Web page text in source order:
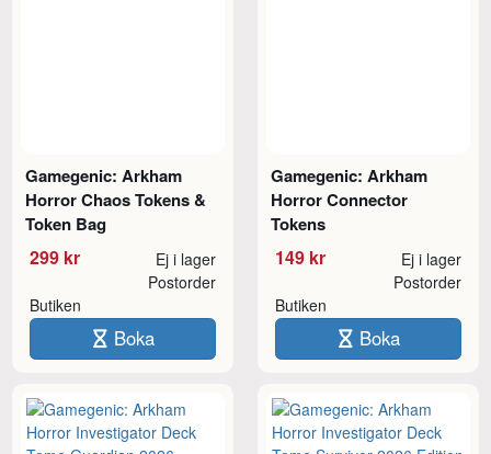
Gamegenic: Arkham
Horror Chaos Tokens &
Token Bag
299 kr Ej i lager
Butiken
Postorder
Boka
Gamegenic: Arkham
Horror Connector
Tokens
149 kr Ej i lager
Butiken
Postorder
Boka